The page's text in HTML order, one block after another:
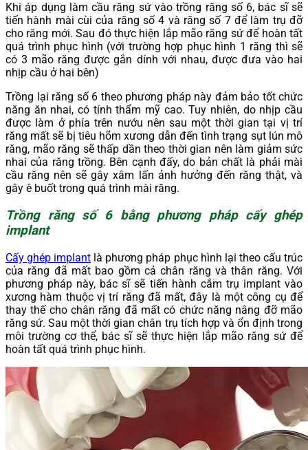
Khi áp dụng làm cầu răng sứ vào trồng răng số 6, bác sĩ sẽ
tiến hành mài cùi của răng số 4 và răng số 7 để làm trụ đỡ
cho răng mới. Sau đó thực hiện lắp mão răng sứ để hoàn tất
quá trình phục hình (với trường hợp phục hình 1 răng thì sẽ
có 3 mão răng được gắn dính với nhau, được đưa vào hai
nhịp cầu ở hai bên)
Trồng lại răng số 6 theo phương pháp này đảm bảo tốt chức
năng ăn nhai, có tính thẩm mỹ cao. Tuy nhiên, do nhịp cầu
được làm ở phía trên nướu nên sau một thời gian tại vị trí
răng mất sẽ bị tiêu hõm xương dẫn đến tình trạng sụt lún mô
răng, mão răng sẽ thấp dần theo thời gian nên làm giảm sức
nhai của răng trồng. Bên cạnh đấy, do bản chất là phải mài
cầu răng nên sẽ gây xâm lấn ảnh hưởng đến răng thật, và
gây ê buốt trong quá trình mài răng.
Trồng răng số 6 bằng phương pháp cấy ghép
implant
Cấy ghép implant là phương pháp phục hình lại theo cấu trúc
của răng đã mất bao gồm cả chân răng và thân răng. Với
phương pháp này, bác sĩ sẽ tiến hành cắm trụ implant vào
xương hàm thuộc vị trí răng đã mất, đây là một công cụ để
thay thế cho chân răng đã mất có chức năng nâng đỡ mão
răng sứ. Sau một thời gian chân trụ tích hợp và ổn định trong
môi trường cơ thể, bác sĩ sẽ thực hiện lắp mão răng sứ để
hoàn tất quá trình phục hình.